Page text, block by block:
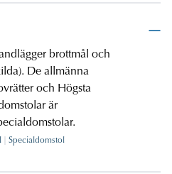
brottmål och
De allmänna
och Högsta
är
Specialdomstol